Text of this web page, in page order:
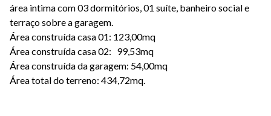
área intima com 03 dormitórios, 01 suíte, banheiro social e
terraço sobre a garagem.
Área construída casa 01: 123,00mq
Área construída casa 02: 99,53mq
Área construída da garagem: 54,00mq
Área total do terreno: 434,72mq.